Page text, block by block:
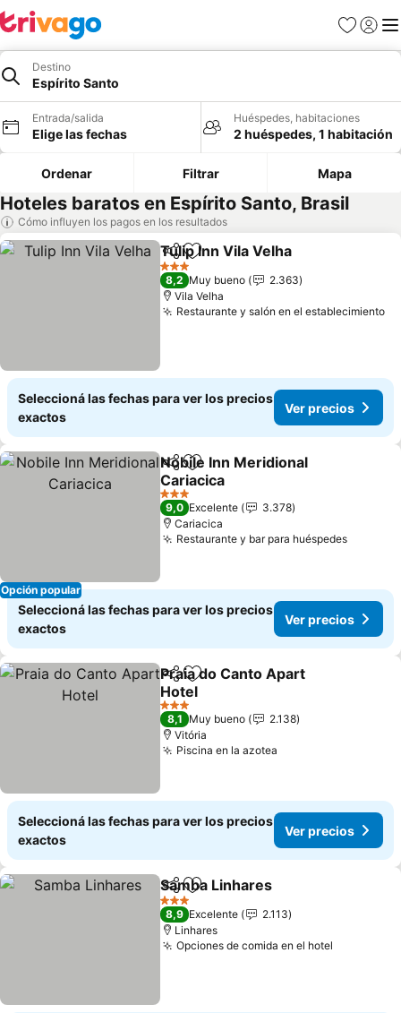
Favoritos
Iniciar
Destino
Espírito Santo
Entrada/salida
Elige las fechas
Huéspedes, habitaciones
2 huéspedes, 1 habitación
Ordenar Filtrar Mapa
Hoteles baratos en Espírito Santo, Brasil
Cómo influyen los pagos en los resultados
CompartirAñadir a favoritos
Tulip Inn Vila Velha
3 Estrellas
8,2 Muy bueno
2.363
Vila Velha
Restaurante y salón en el establecimiento
Seleccioná las fechas para ver los precios
exactos
Ver precios
Opción popular
CompartirAñadir a favoritos
Nobile Inn Meridional
Cariacica
Ver precios
3 Estrellas
9,0 Excelente
3.378
Cariacica
Restaurante y bar para huéspedesVer
Seleccioná las fechas para ver los precios
exactos
Ver precios
CompartirAñadir a favoritos
Praia do Canto Apart
Hotel
Ver precios
3 Estrellas
8,1 Muy bueno
2.138
Vitória
Piscina en la azotea
Seleccioná las fechas para ver los precios
exactos
Ver precios
CompartirAñadir a favoritos
Samba Linhares
3 Estrellas
8,9 Excelente
2.113
Linhares
Opciones de comida en el hotel